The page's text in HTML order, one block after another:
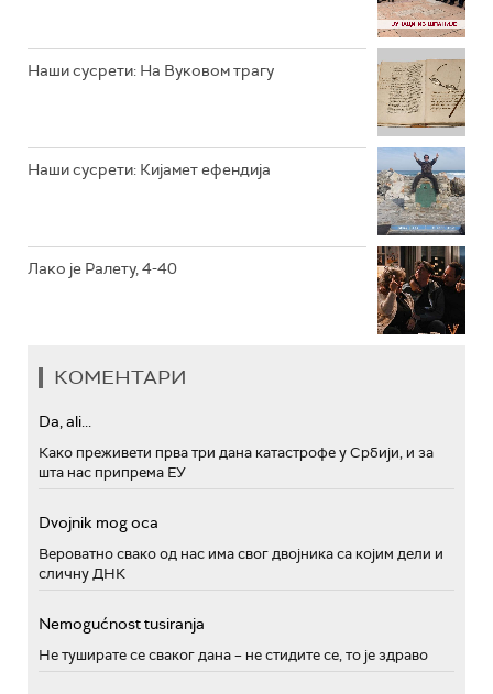
Наши сусрети: На Вуковом трагу
Наши сусрети: Кијамет ефендија
Лако је Ралету, 4-40
КОМЕНТАРИ
Da, ali...
Како преживети прва три дана катастрофе у Србији, и за
шта нас припрема ЕУ
Dvojnik mog oca
Вероватно свако од нас има свог двојника са којим дели и
сличну ДНК
Nemogućnost tusiranja
Не туширате се сваког дана – не стидите се, то је здраво